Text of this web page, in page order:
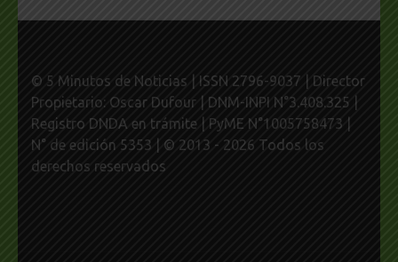
© 5 Minutos de Noticias | ISSN 2796-9037 | Director
Propietario: Oscar Dufour | DNM-INPI N°3.408.325 |
Registro DNDA en trámite | PyME N°1005758473 |
N° de edición 5353 | © 2013 - 2026 Todos los
derechos reservados